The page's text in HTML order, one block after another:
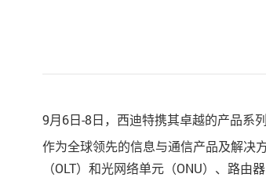
9月6日-8日，西迪特携其卓越的产品系
作为全球领先的信息与通信产品及解决
（OLT）和光网络单元（ONU）、路